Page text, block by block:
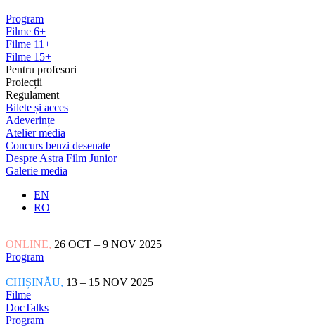
Program
Filme 6+
Filme 11+
Filme 15+
Pentru profesori
Proiecții
Regulament
Bilete și acces
Adeverințe
Atelier media
Concurs benzi desenate
Despre Astra Film Junior
Galerie media
EN
RO
ONLINE, 26 OCT – 9 NOV 2025
Program
CHIȘINĂU, 13 – 15 NOV 2025
Filme
DocTalks
Program